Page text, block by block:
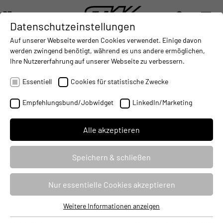
DE
DEUTSCH (DE)
ENGLISH (EN)
中文 (ZH)
DIGITALISIERUNG - CONNECTING THE WORLD OF MOBILE MACHINES
AUTOMATISIERUNG - IMPROVING MOBILE MACHINES
INTEGRATION
AUF DER SPS/IPC/DRIVES
10.11.2016
Datenschutzeinstellungen
Auf unserer Webseite werden Cookies verwendet. Einige davon
werden zwingend benötigt, während es uns andere ermöglichen,
Ihre Nutzererfahrung auf unserer Webseite zu verbessern.
Essentiell Cookies für statistische Zwecke
Empfehlungsbund/Jobwidget LinkedIn/Marketing
Alle akzeptieren
Speichern & schließen
Nur essentielle Cookies akzeptieren
Weitere Informationen anzeigen